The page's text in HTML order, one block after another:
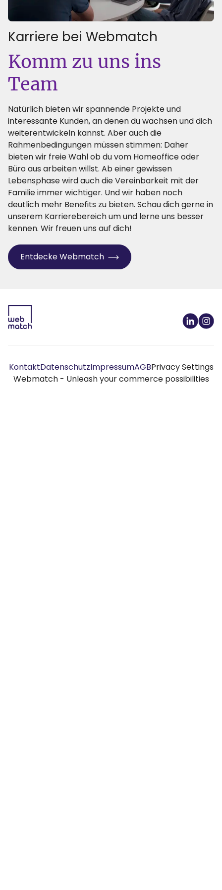
Karriere bei Webmatch
Komm zu uns ins
Team
Natürlich bieten wir spannende Projekte und
interessante Kunden, an denen du wachsen und dich
weiterentwickeln kannst. Aber auch die
Rahmenbedingungen müssen stimmen: Daher
bieten wir freie Wahl ob du vom Homeoffice oder
Büro aus arbeiten willst. Ab einer gewissen
Lebensphase wird auch die Vereinbarkeit mit der
Familie immer wichtiger. Und wir haben noch
deutlich mehr Benefits zu bieten. Schau dich gerne in
unserem Karrierebereich um und lerne uns besser
kennen. Wir freuen uns auf dich!
Entdecke Webmatch
Webmatch - Unleash your commerce possibilities
KontaktDatenschutzImpressumAGBPrivacy Settings